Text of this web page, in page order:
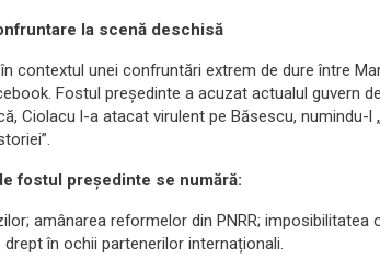
la scenă deschisă
contextul unei confruntări extrem de dure între
Fostul președinte a acuzat actualul guvern
Ciolacu l-a atacat virulent pe Băsescu, numindu-l
fostul președinte se numără:
amânarea reformelor din PNRR; imposibilitatea
în ochii partenerilor internaționali.